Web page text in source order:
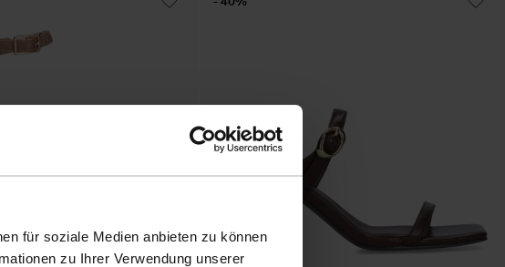
für soziale Medien anbieten zu können
zu Ihrer Verwendung unserer